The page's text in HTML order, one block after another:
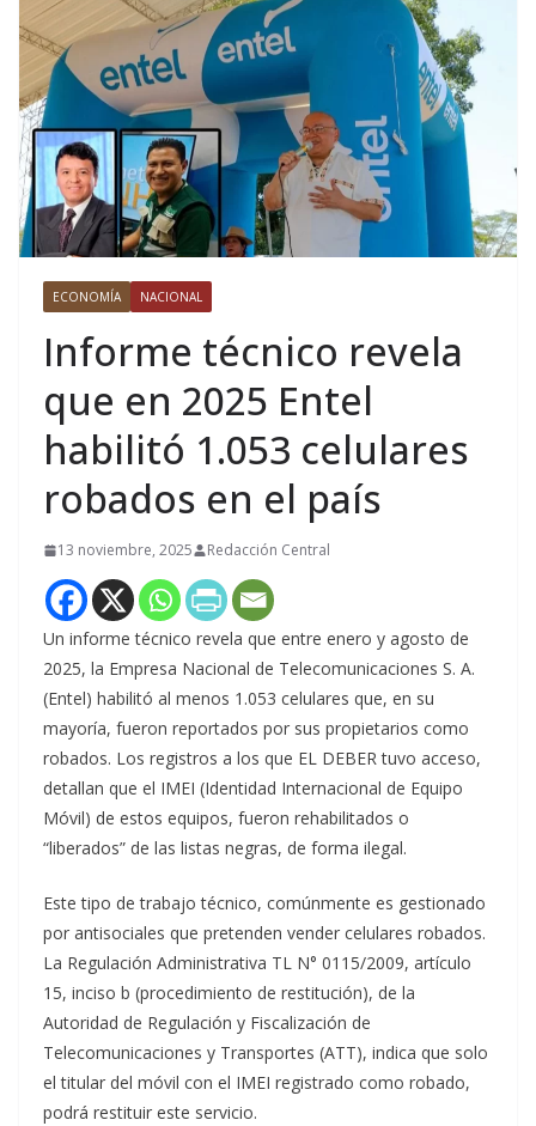
ECONOMÍA NACIONAL
Informe técnico revela
que en 2025 Entel
habilitó 1.053 celulares
robados en el país
13 noviembre, 2025 Redacción Central
Un informe técnico revela que entre enero y agosto de
2025, la Empresa Nacional de Telecomunicaciones S. A.
(Entel) habilitó al menos 1.053 celulares que, en su
mayoría, fueron reportados por sus propietarios como
robados. Los registros a los que EL DEBER tuvo acceso,
detallan que el IMEI (Identidad Internacional de Equipo
Móvil) de estos equipos, fueron rehabilitados o
“liberados” de las listas negras, de forma ilegal.
Este tipo de trabajo técnico, comúnmente es gestionado
por antisociales que pretenden vender celulares robados.
La Regulación Administrativa TL N° 0115/2009, artículo
15, inciso b (procedimiento de restitución), de la
Autoridad de Regulación y Fiscalización de
Telecomunicaciones y Transportes (ATT), indica que solo
el titular del móvil con el IMEI registrado como robado,
podrá restituir este servicio.